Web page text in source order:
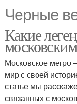
Черные
Какие
Московское метро
мир с своей
статье мы
связанных с